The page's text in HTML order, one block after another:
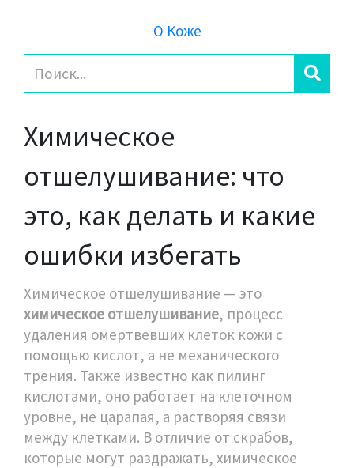
О Коже
Химическое
отшелушивание: что
это, как делать и какие
ошибки избегать
Химическое отшелушивание — это
химическое отшелушивание, процесс
удаления омертвевших клеток кожи с
помощью кислот, а не механического
трения. Также известно как пилинг
кислотами, оно работает на клеточном
уровне, не царапая, а растворяя связи
между клетками. В отличие от скрабов,
которые могут раздражать, химическое